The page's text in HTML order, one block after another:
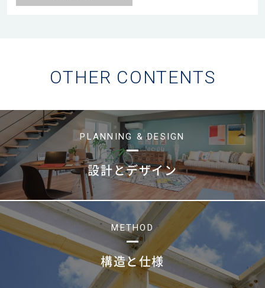
OTHER CONTENTS
PLANNING & DESIGN
設計とデザイン
METHOD
構造と仕様